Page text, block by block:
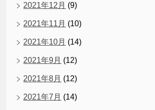
2021年12月 (9)
2021年11月 (10)
2021年10月 (14)
2021年9月 (12)
2021年8月 (12)
2021年7月 (14)